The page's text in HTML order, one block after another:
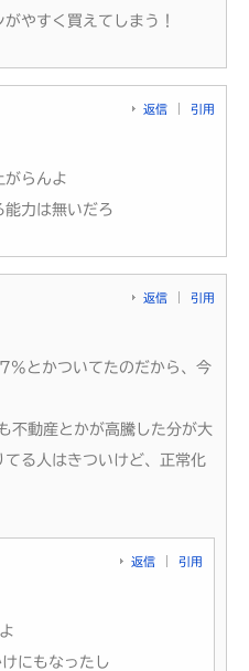
やすく買えてしまう！
返信 引用
がらんよ
能力は無いだろ
返信 引用
とかついてたのだから、今
不動産とかが高騰した分が大
る人はきついけど、正常化
返信 引用
にもなったし